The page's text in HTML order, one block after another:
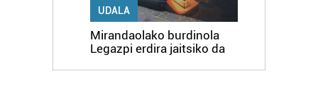
UDALA
Mirandaolako burdinola
Legazpi erdira jaitsiko da